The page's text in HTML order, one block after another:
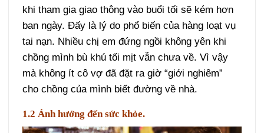
khi tham gia giao thông vào buổi tối sẽ kém hơn
ban ngày. Đấy là lý do phổ biến của hàng loạt vụ
tai nạn. Nhiều chị em đứng ngồi không yên khi
chồng mình bù khú tối mịt vẫn chưa về. Vì vậy
mà không ít cô vợ đã đặt ra giờ “giới nghiêm”
cho chồng của mình biết đường về nhà.
1.2 Ảnh hưởng đến sức khỏe.